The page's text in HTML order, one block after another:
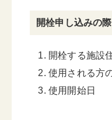
開栓申し込みの
開栓する施設
使用される方
使用開始日